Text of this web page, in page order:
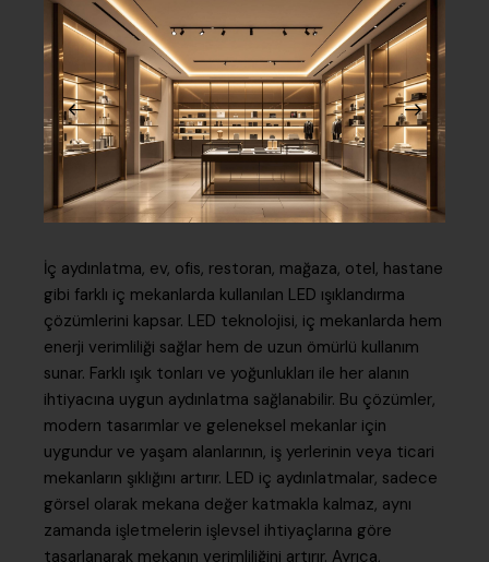
İç aydınlatma, ev, ofis, restoran, mağaza, otel, hastane
gibi farklı iç mekanlarda kullanılan LED ışıklandırma
çözümlerini kapsar. LED teknolojisi, iç mekanlarda hem
enerji verimliliği sağlar hem de uzun ömürlü kullanım
sunar. Farklı ışık tonları ve yoğunlukları ile her alanın
ihtiyacına uygun aydınlatma sağlanabilir. Bu çözümler,
modern tasarımlar ve geleneksel mekanlar için
uygundur ve yaşam alanlarının, iş yerlerinin veya ticari
mekanların şıklığını artırır. LED iç aydınlatmalar, sadece
görsel olarak mekana değer katmakla kalmaz, aynı
zamanda işletmelerin işlevsel ihtiyaçlarına göre
tasarlanarak mekanın verimliliğini artırır. Ayrıca,